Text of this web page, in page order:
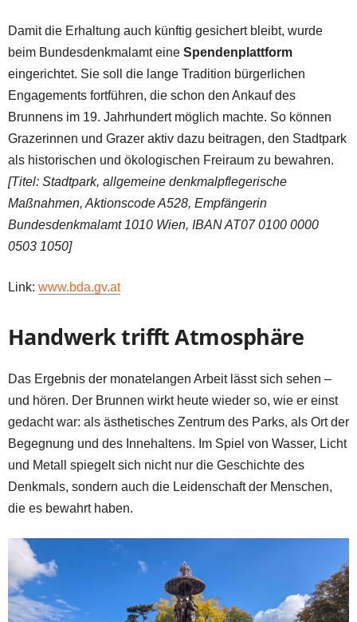
Damit die Erhaltung auch künftig gesichert bleibt, wurde
beim Bundesdenkmalamt eine Spendenplattform
eingerichtet. Sie soll die lange Tradition bürgerlichen
Engagements fortführen, die schon den Ankauf des
Brunnens im 19. Jahrhundert möglich machte. So können
Grazerinnen und Grazer aktiv dazu beitragen, den Stadtpark
als historischen und ökologischen Freiraum zu bewahren.
[Titel: Stadtpark, allgemeine denkmalpflegerische
Maßnahmen, Aktionscode A528, Empfängerin
Bundesdenkmalamt 1010 Wien, IBAN AT07 0100 0000
0503 1050]
Link: www.bda.gv.at
Handwerk trifft Atmosphäre
Das Ergebnis der monatelangen Arbeit lässt sich sehen –
und hören. Der Brunnen wirkt heute wieder so, wie er einst
gedacht war: als ästhetisches Zentrum des Parks, als Ort der
Begegnung und des Innehaltens. Im Spiel von Wasser, Licht
und Metall spiegelt sich nicht nur die Geschichte des
Denkmals, sondern auch die Leidenschaft der Menschen,
die es bewahrt haben.